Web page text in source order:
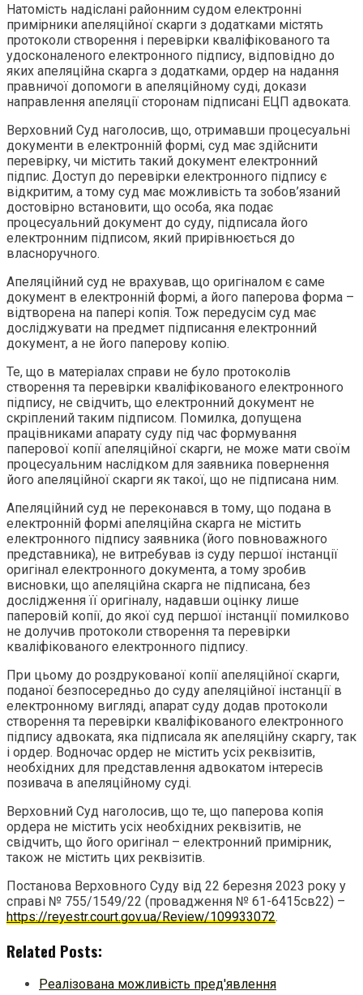
Натомість надіслані районним судом електронні
примірники апеляційної скарги з додатками містять
протоколи створення і перевірки кваліфікованого та
удосконаленого електронного підпису, відповідно до
яких апеляційна скарга з додатками, ордер на надання
правничої допомоги в апеляційному суді, докази
направлення апеляції сторонам підписані ЕЦП адвоката.
Верховний Суд наголосив, що, отримавши процесуальні
документи в електронній формі, суд має здійснити
перевірку, чи містить такий документ електронний
підпис. Доступ до перевірки електронного підпису є
відкритим, а тому суд має можливість та зобов’язаний
достовірно встановити, що особа, яка подає
процесуальний документ до суду, підписала його
електронним підписом, який прирівнюється до
власноручного.
Апеляційний суд не врахував, що оригіналом є саме
документ в електронній формі, а його паперова форма –
відтворена на папері копія. Тож передусім суд має
досліджувати на предмет підписання електронний
документ, а не його паперову копію.
Те, що в матеріалах справи не було протоколів
створення та перевірки кваліфікованого електронного
підпису, не свідчить, що електронний документ не
скріплений таким підписом. Помилка, допущена
працівниками апарату суду під час формування
паперової копії апеляційної скарги, не може мати своїм
процесуальним наслідком для заявника повернення
його апеляційної скарги як такої, що не підписана ним.
Апеляційний суд не переконався в тому, що подана в
електронній формі апеляційна скарга не містить
електронного підпису заявника (його повноважного
представника), не витребував із суду першої інстанції
оригінал електронного документа, а тому зробив
висновки, що апеляційна скарга не підписана, без
дослідження її оригіналу, надавши оцінку лише
паперовій копії, до якої суд першої інстанції помилково
не долучив протоколи створення та перевірки
кваліфікованого електронного підпису.
При цьому до роздрукованої копії апеляційної скарги,
поданої безпосередньо до суду апеляційної інстанції в
електронному вигляді, апарат суду додав протоколи
створення та перевірки кваліфікованого електронного
підпису адвоката, яка підписала як апеляційну скаргу, так
і ордер. Водночас ордер не містить усіх реквізитів,
необхідних для представлення адвокатом інтересів
позивача в апеляційному суді.
Верховний Суд наголосив, що те, що паперова копія
ордера не містить усіх необхідних реквізитів, не
свідчить, що його оригінал – електронний примірник,
також не містить цих реквізитів.
Постанова Верховного Суду від 22 березня 2023 року у
справі № 755/1549/22 (провадження № 61-6415св22) –
https://reyestr.court.gov.ua/Review/109933072.
Related Posts:
Реалізована можливість пред'явлення